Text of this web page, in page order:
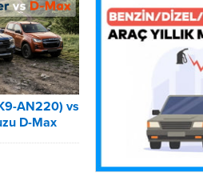
AN220) vs
D-Max